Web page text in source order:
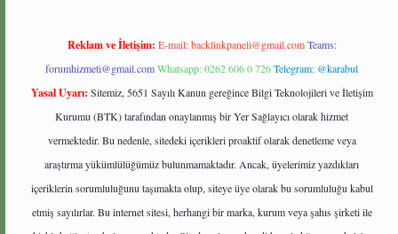
Reklam ve İletişim: E-mail:backlinkpaneli@gmail.com Teams:
forumhizmeti@gmail.comWhatsapp: 0262 606 0 726Telegram: @karabul
Yasal Uyarı: Sitemiz, 5651 Sayılı Kanun gereğince Bilgi Teknolojileri ve İletişim
Kurumu (BTK) tarafından onaylanmış bir Yer Sağlayıcı olarak hizmet
vermektedir. Bu nedenle, sitedeki içerikleri proaktif olarak denetleme veya
araştırma yükümlülüğümüz bulunmamaktadır. Ancak, üyelerimiz yazdıkları
içeriklerin sorumluluğunu taşımakta olup, siteye üye olarak bu sorumluluğu kabul
etmiş sayılırlar. Bu internet sitesi, herhangi bir marka, kurum veya şahıs şirketi ile